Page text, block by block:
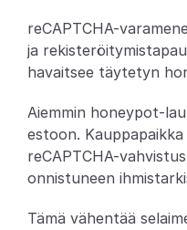
Blogi
Partners
Asiakkaat
reCAPTCHA-
ja
havaitsee täytetyn
Aiemmin honeypot-
estoon.
reCAPTCHA-
onnistuneen
Tämä vähentää